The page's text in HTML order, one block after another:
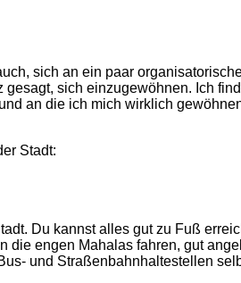
sich an ein paar
sich einzugewöhnen. Ich
an die ich mich wirklich
Stadt:
Du kannst alles gut zu Fuß
engen Mahalas fahren, gut
und Straßenbahnhaltestellen